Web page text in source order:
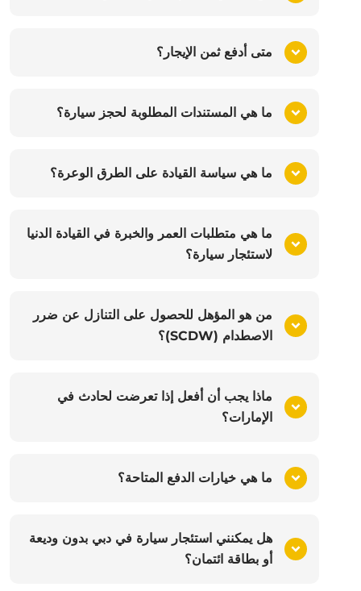
متى أدفع ثمن الإيجار؟
ما هي المستندات المطلوبة لحجز سيارة؟
ما هي سياسة القيادة على الطرق الوعرة؟
ما هي متطلبات العمر والخبرة في القيادة الدنيا
لاستئجار سيارة؟
من هو المؤهل للحصول على التنازل عن ضرر
الاصطدام (SCDW)؟
ماذا يجب أن أفعل إذا تعرضت لحادث في
الإمارات؟
ما هي خيارات الدفع المتاحة؟
هل يمكنني استئجار سيارة في دبي بدون وديعة
أو بطاقة ائتمان؟